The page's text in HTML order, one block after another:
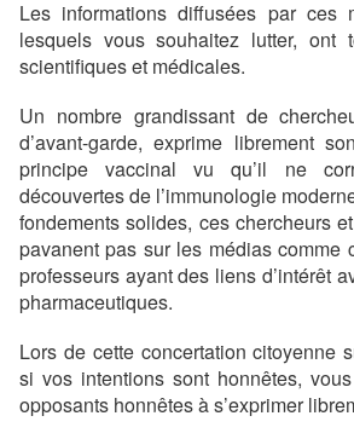
Les informations diffusées par ces
lesquels vous souhaitez lutter, ont
scientifiques et médicales.
Un nombre grandissant de
d’avant-garde, exprime librement
principe vaccinal vu qu’il ne
découvertes de l’immunologie
fondements solides, ces chercheurs
pavanent pas sur les médias comme
professeurs ayant des liens d’intérêt
pharmaceutiques.
Lors de cette concertation citoyenne
si vos intentions sont honnêtes,
opposants honnêtes à s’exprimer